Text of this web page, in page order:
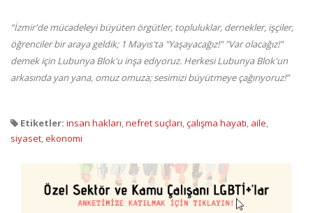
“İzmir'de mücadeleyi büyüten örgütler, topluluklar, dernekler, işçiler,
öğrenciler bir araya geldik; 1 Mayıs'ta "Yaşayacağız!" "Var olacağız!"
demek için Lubunya Blok'u inşa ediyoruz. Herkesi Lubunya Blok'un
arkasında yan yana, omuz omuza; sesimizi büyütmeye çağırıyoruz!”
Etiketler: insan hakları,nefret suçları,çalışma hayatı, aile,
siyaset,ekonomi